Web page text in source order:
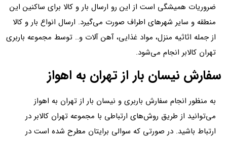
ضروریات همیشگی است از این رو ارسال بار و کالا برای ساکنین این
منطقه و سایر شهرهای اطراف صورت می‌گیرد. ارسال انواع بار و کالا
از جمله اثاثیه منزل، مواد غذایی، آهن آلات و.. توسط مجموعه باربری
تهران کالابر انجام می‌شود.
سفارش نیسان بار از تهران به اهواز
به منظور انجام سفارش باربری و نیسان بار از تهران به اهواز
می‌توانید از طریق روش‌های ارتباطی با مجموعه تهران کالابر در
ارتباط باشید. در صورتی که سوالی برایتان مطرح شده است در